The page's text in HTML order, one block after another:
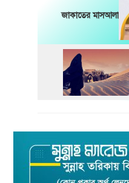
জাকাতের মাসআলা